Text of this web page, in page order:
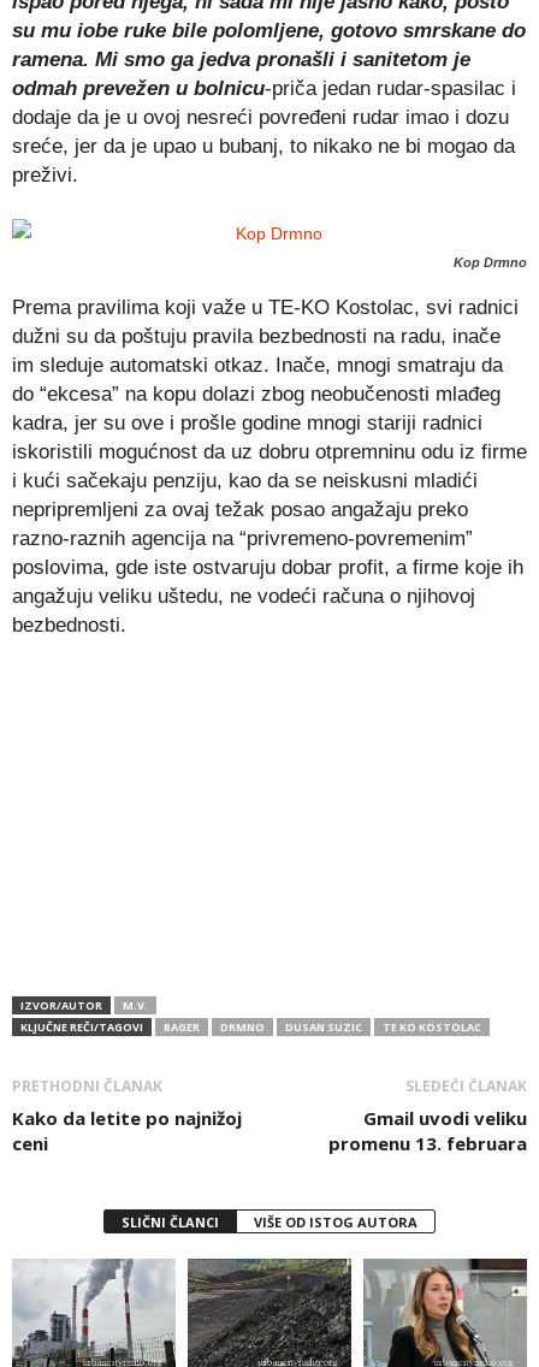
su mu iobe ruke bile polomljene, gotovo smrskane do
ramena. Mi smo ga jedva pronašli i sanitetom je
odmah prevežen u bolnicu-priča jedan rudar-spasilac i
dodaje da je u ovoj nesreći povređeni rudar imao i dozu
sreće, jer da je upao u bubanj, to nikako ne bi mogao da
preživi.
Kop Drmno
Prema pravilima koji važe u TE-KO Kostolac, svi radnici
dužni su da poštuju pravila bezbednosti na radu, inače
im sleduje automatski otkaz. Inače, mnogi smatraju da
do “ekcesa” na kopu dolazi zbog neobučenosti mlađeg
kadra, jer su ove i prošle godine mnogi stariji radnici
iskoristili mogućnost da uz dobru otpremninu odu iz firme
i kući sačekaju penziju, kao da se neiskusni mladići
nepripremljeni za ovaj težak posao angažaju preko
razno-raznih agencija na “privremeno-povremenim”
poslovima, gde iste ostvaruju dobar profit, a firme koje ih
angažuju veliku uštedu, ne vodeći računa o njihovoj
bezbednosti.
IZVOR/AUTOR
M.V.
KLJUČNE REČI/TAGOVI
BAGER DRMNO DUSAN SUZIC TE KO KOSTOLAC
PRETHODNI ČLANAK
Kako da letite po najnižoj
ceni
SLEDEĆI ČLANAK
Gmail uvodi veliku
promenu 13. februara
SLIČNI ČLANCI VIŠE OD ISTOG AUTORA